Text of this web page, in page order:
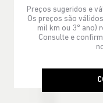
Preços sugeridos e
Os preços são
mil km ou 3º ano)
Consulte e